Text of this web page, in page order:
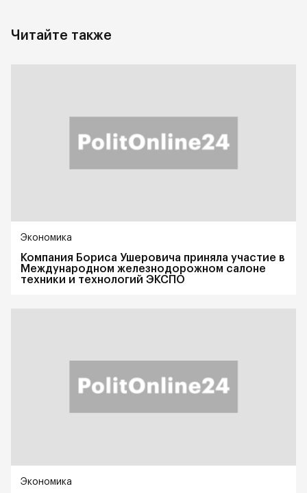
Читайте также
Экономика
Компания Бориса Ушеровича приняла участие в
Международном железнодорожном салоне
техники и технологий ЭКСПО
Экономика